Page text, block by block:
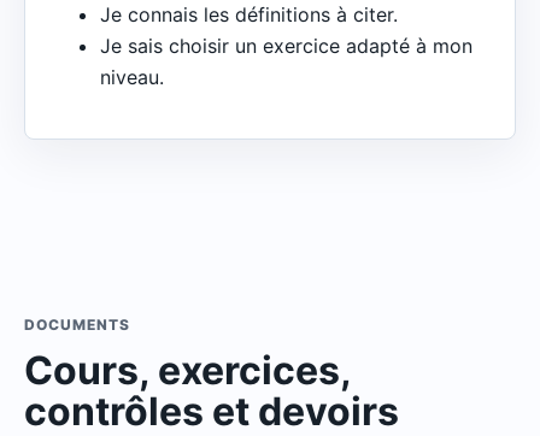
Je connais les définitions à citer.
Je sais choisir un exercice adapté à mon
niveau.
DOCUMENTS
Cours, exercices,
contrôles et devoirs